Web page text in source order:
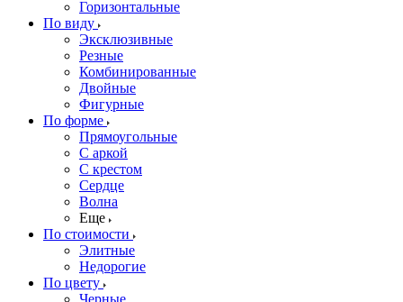
Горизонтальные
По виду
Эксклюзивные
Резные
Комбинированные
Двойные
Фигурные
По форме
Прямоугольные
С аркой
С крестом
Сердце
Волна
Еще
По стоимости
Элитные
Недорогие
По цвету
Черные